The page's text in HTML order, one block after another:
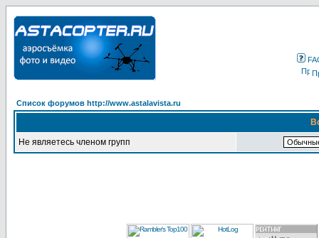
Список форумов http://www.astalavista.ru
Не являетесь членом групп